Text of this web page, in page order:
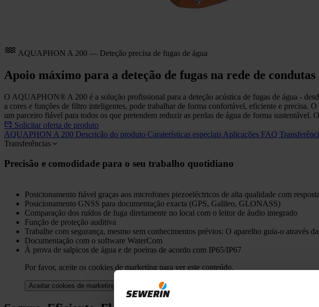
AQUAPHON A 200 — Deteção precisa de fugas de água
Apoio máximo para a deteção de fugas na rede de condutas
O AQUAPHON® A 200 é a solução profissional para a deteção acústica de fugas de água -
a cores e funções de filtro inteligentes, pode trabalhar de forma confortável, eficiente e
um parceiro fiável para todos os que pretendem reduzir as perdas de água de forma
Solicitar oferta de produto
AQUAPHON A 200 Descrição do produto Caraterísticas especiais Aplicações FAQ
Transferências
Precisão e comodidade para o seu trabalho quotidiano
Posicionamento fiável graças aos microfones piezoeléctricos de alta qualidade com
Posicionamento GNSS para documentação exacta (GPS, Galileo, GLONASS)
Comparação dos ruídos de fuga diretamente no local com o leitor de áudio integrado
Função de proteção auditiva
Trabalhe com segurança, mesmo sem conhecimentos prévios: O aparelho guia-o através
Documentação com o software WaterCom
À prova de salpicos de água e de poeiras de acordo com IP65/IP67
Por favor, aceite os cookies de marketing para ver este conteúdo.
Aceitar cookies de marketing